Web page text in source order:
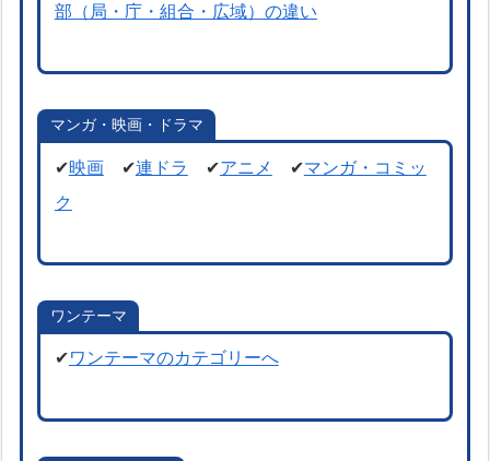
部（局・庁・組合・広域）の違い
マンガ・映画・ドラマ
✔映画✔連ドラ ✔アニメ ✔マンガ・コミッ
ク
ワンテーマ
✔ワンテーマのカテゴリーへ